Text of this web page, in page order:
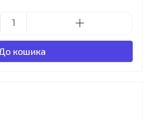
До кошика